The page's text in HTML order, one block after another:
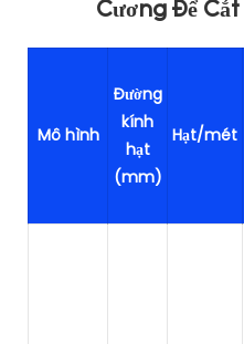
Cương Để
Mô hình
Đường
kính
hạt
(mm)
Hạt/mét